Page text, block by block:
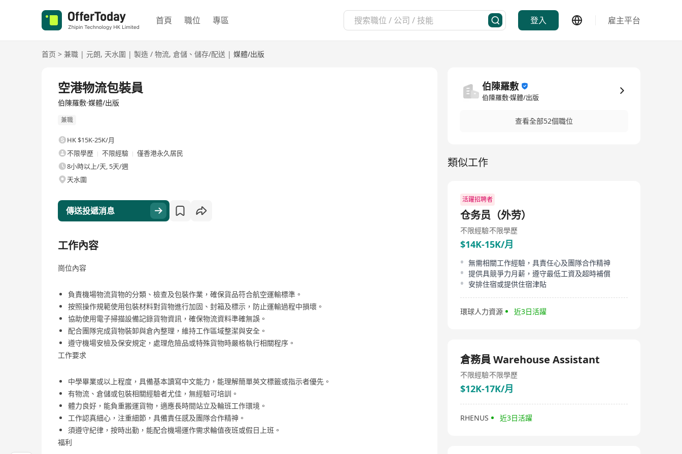
首頁 職位 專區 登入 雇主平台
首页 > 兼職 | 元朗, 天水圍 | 製造 / 物流, 倉儲、儲存/配送 | 媒體/出版
空港物流包裝員
伯陳羅敷·媒體/出版
兼職
HK $15K-25K/月
不限學歷
不限經驗
僅香港永久居民
8小時以上/天, 5天/週
天水圍
傳送投遞消息
工作內容
崗位內容
負責機場物流貨物的分類、檢查及包裝作業，確保貨品符合航空運輸標準。
按照操作規範使用包裝材料對貨物進行加固、封箱及標示，防止運輸過程中損壞。
協助使用電子掃描設備記錄貨物資訊，確保物流資料準確無誤。
配合團隊完成貨物裝卸與倉內整理，維持工作區域整潔與安全。
遵守機場安檢及保安規定，處理危險品或特殊貨物時嚴格執行相關程序。
工作要求
中學畢業或以上程度，具備基本讀寫中文能力，能理解簡單英文標籤或指示者優先。
有物流、倉儲或包裝相關經驗者尤佳，無經驗可培訓。
體力良好，能負重搬運貨物，適應長時間站立及輪班工作環境。
工作認真細心，注重細節，具備責任感及團隊合作精神。
須遵守紀律，按時出勤，能配合機場運作需求輪值夜班或假日上班。
福利
伯陳羅敷
伯陳羅敷·媒體/出版
查看全部52個職位
類似工作
活躍招聘者
仓务员（外劳）
不限經驗不限學歷
$14K-15K/月
無需相關工作經驗，具責任心及團隊合作精神
提供具競爭力月薪，遵守最低工資及超時補償
安排住宿或提供住宿津貼
環球人力資源 近3日活躍
倉務員 Warehouse Assistant
不限經驗不限學歷
$12K-17K/月
RHENUS 近3日活躍